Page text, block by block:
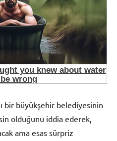
bir büyükşehir belediyesinin
olduğunu iddia ederek,
ama esas sürpriz